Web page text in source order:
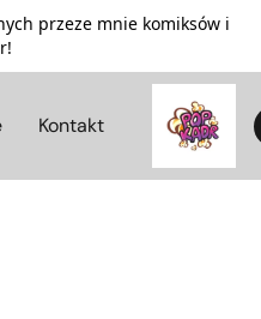
przeze mnie komiksów i
Kontakt